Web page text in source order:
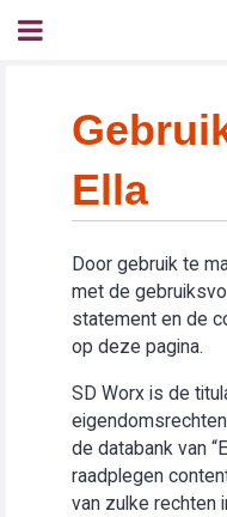
Ella
Door gebruik te
met de
statement en de
op deze pagina.
SD Worx is de
de databank van
raadplegen
van zulke rechten